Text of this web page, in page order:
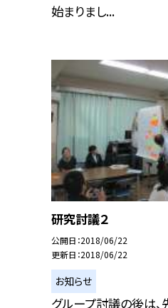
始まりまし...
研究討議２
公開日 2018/06/22
更新日 2018/06/22
お知らせ
グループ討議の後は